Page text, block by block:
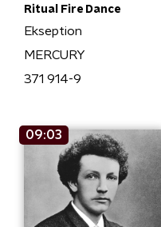
Ritual Fire Dance
Ekseption
MERCURY
371 914-9
09:03